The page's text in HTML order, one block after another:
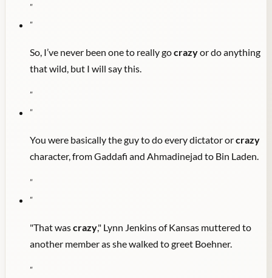
"
"
So, I’ve never been one to really gocrazyor do anything
that wild, but I will say this.
"
"
You were basically the guy to do every dictator orcrazy
character, from Gaddafi and Ahmadinejad to Bin Laden.
"
"
"That wascrazy," Lynn Jenkins of Kansas muttered to
another member as she walked to greet Boehner.
"